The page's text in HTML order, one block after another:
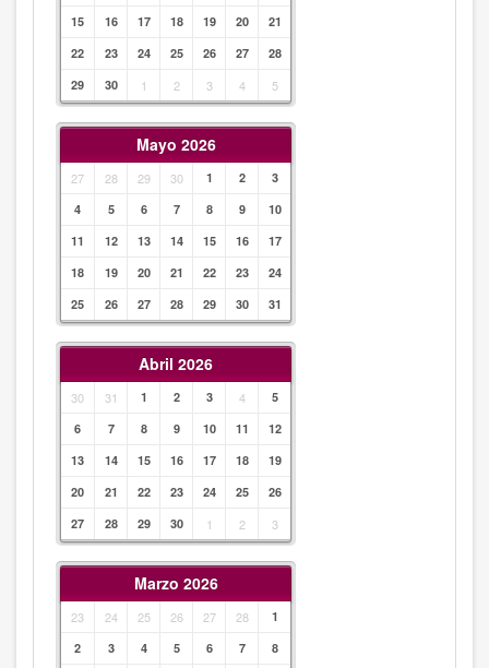
15
16 17 18 19 20
21
22
23 24 25 26 27
28
29
30 1 2 3 4 5
Mayo 2026
27 28 29 30 1 2
3
4
5 6 7 8 9
10
11
12 13 14 15 16
17
18
19 20 21 22 23
24
25
26 27 28 29 30 31
Abril 2026
30 31 1 2 3 4
5
6
7 8 9 10 11
12
13
14 15 16 17 18
19
20
21 22 23 24 25
26
27
28 29 30 1 2 3
Marzo 2026
23 24 25 26 27 28
1
2
3 4 5 6 7
8